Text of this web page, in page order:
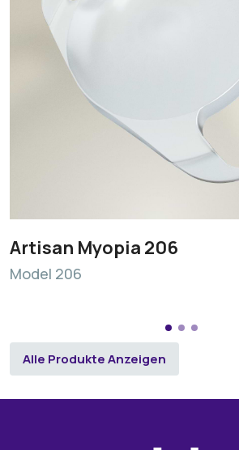
Artisan Myopia 206
Model 206
Alle Produkte Anzeigen